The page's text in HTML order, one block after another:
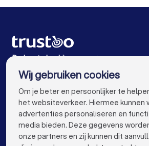
Boekhouders in Lisse
Boekhouders in
Boekhouders in Den Haag
Boekhouders in Eindhoven
Boekhouders in
Boekhouders in Almere
De beste bedrijven voor jou
VOOR PARTICULIEREN
Wij gebruiken cookies
Om je beter en persoonlijker te
het websiteverkeer. Hiermee kunnen
advertenties personaliseren en
media bieden. Deze gegevens
onze partners en zij kunnen dit